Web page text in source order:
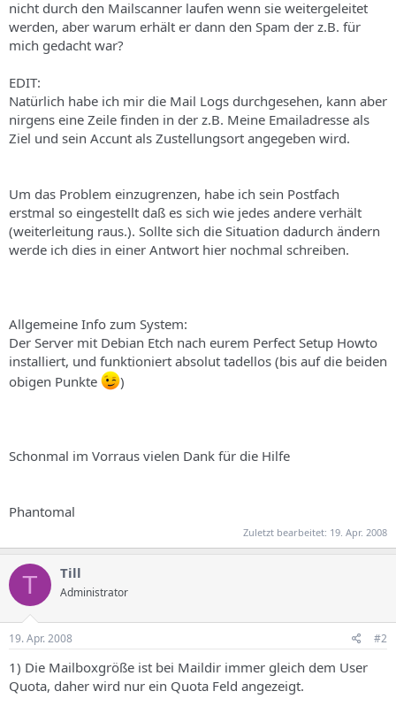
nicht durch den Mailscanner laufen wenn sie weitergeleitet
werden, aber warum erhält er dann den Spam der z.B. für
mich gedacht war?
EDIT:
Natürlich habe ich mir die Mail Logs durchgesehen, kann aber
nirgens eine Zeile finden in der z.B. Meine Emailadresse als
Ziel und sein Accunt als Zustellungsort angegeben wird.
Um das Problem einzugrenzen, habe ich sein Postfach
erstmal so eingestellt daß es sich wie jedes andere verhält
(weiterleitung raus.). Sollte sich die Situation dadurch ändern
werde ich dies in einer Antwort hier nochmal schreiben.
Allgemeine Info zum System:
Der Server mit Debian Etch nach eurem Perfect Setup Howto
installiert, und funktioniert absolut tadellos (bis auf die beiden
obigen Punkte
)
Schonmal im Vorraus vielen Dank für die Hilfe
Phantomal
Zuletzt bearbeitet: 19. Apr. 2008
T Till
Administrator
19. Apr. 2008 #2
1) Die Mailboxgröße ist bei Maildir immer gleich dem User
Quota, daher wird nur ein Quota Feld angezeigt.